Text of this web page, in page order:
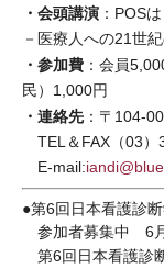
・会頭講演 ：POS
－医療人への21世
・参加費 ：会員
民）1,000円
・連絡先：〒104-
TEL＆FAX（03）
E-mail:
●第6回日本看護診
参加者募集中 6
第6回日本看護診